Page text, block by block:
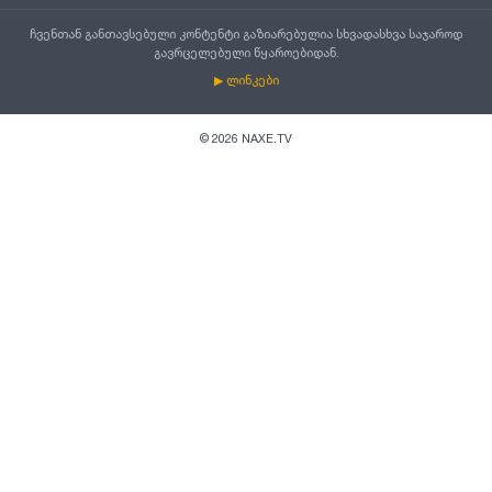
ჩვენთან განთავსებული კონტენტი გაზიარებულია სხვადასხვა საჯაროდ
გავრცელებული წყაროებიდან.
▶ ლინკები
© 2026 NAXE.TV